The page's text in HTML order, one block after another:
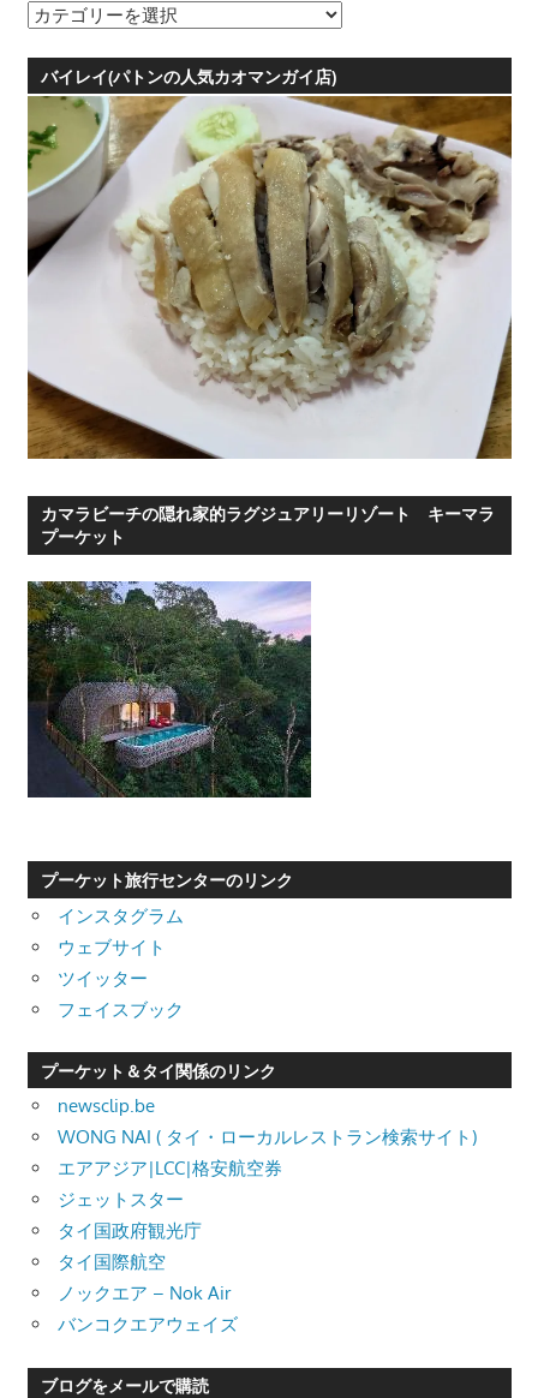
カ
ゴ
ー
バイレイ(パトンの人気カオマンガイ店)
カマラビーチの隠れ家的ラグジュアリーリゾート キーマラ
プーケット
プーケット旅行センターのリンク
インスタグラム
ウェブサイト
ツイッター
フェイスブック
プーケット＆タイ関係のリンク
newsclip.be
WONG NAI ( タイ・ローカルレストラン検索サイト)
エアアジア|LCC|格安航空券
ジェットスター
タイ国政府観光庁
タイ国際航空
ノックエア – Nok Air
バンコクエアウェイズ
ブログをメールで購読